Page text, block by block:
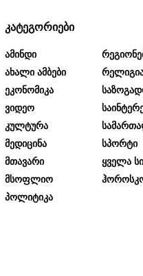
კატეგორიები
Ამინდი
Ახალი Ამბები
Ეკონომიკა
Ვიდეო
Კულტურა
Მედიცინა
Მთავარი
Მსოფლიო
Პოლიტიკა
Სპორტი
Ყველა